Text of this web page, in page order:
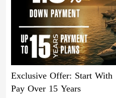
Exclusive Offer: Start
Pay Over 15 Years